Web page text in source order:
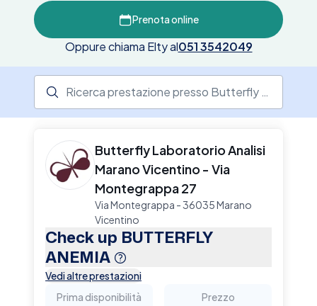
nostra priorità. Prenota il tuo prossimo esame
su Elty.
Prenota online
Oppure chiama Elty al051 3542049
Butterfly Laboratorio Analisi
Marano Vicentino - Via
Montegrappa 27
Via Montegrappa - 36035 Marano
Vicentino
Check up BUTTERFLY
ANEMIA
Vedi altre prestazioni
Prima disponibilità
Prezzo